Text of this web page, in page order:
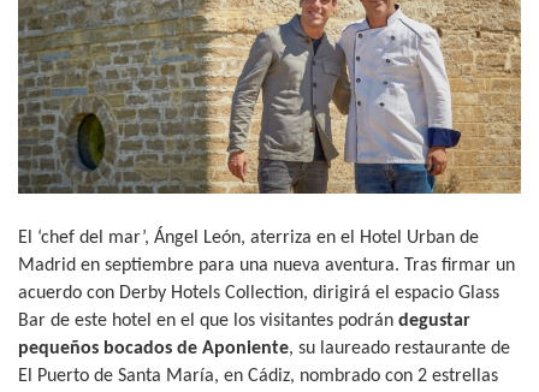
El ‘chef del mar’, Ángel León, aterriza en el Hotel Urban de
Madrid en septiembre para una nueva aventura. Tras firmar un
acuerdo con Derby Hotels Collection, dirigirá el espacio Glass
Bar de este hotel en el que los visitantes podrán degustar
pequeños bocados de Aponiente, su laureado restaurante de
El Puerto de Santa María, en Cádiz, nombrado con 2 estrellas